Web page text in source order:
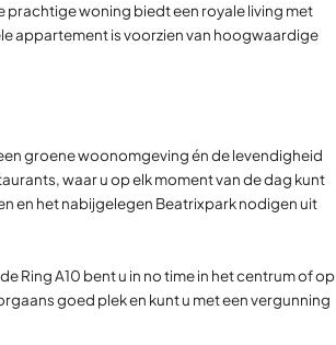
prachtige woning biedt een royale living met
appartement is voorzien van hoogwaardige
groene woonomgeving én de levendigheid
waar u op elk moment van de dag kunt
en het nabijgelegen Beatrixpark nodigen uit
Ring A10 bent u in no time in het centrum of op
goed plek en kunt u met een vergunning